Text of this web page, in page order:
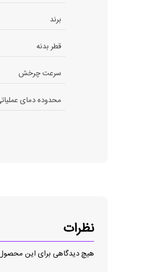
برند
قطر بدنه
سرعت چرخش
محدوده دمای
نظرات
هیچ دیدگاهی برای این